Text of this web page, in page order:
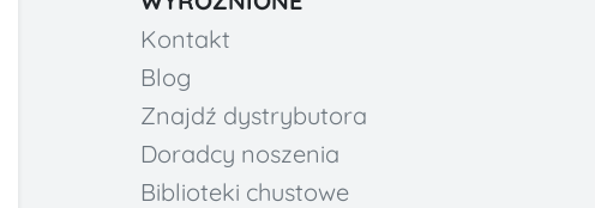
Kontakt
Blog
Znajdź dystrybutora
Doradcy noszenia
Biblioteki chustowe